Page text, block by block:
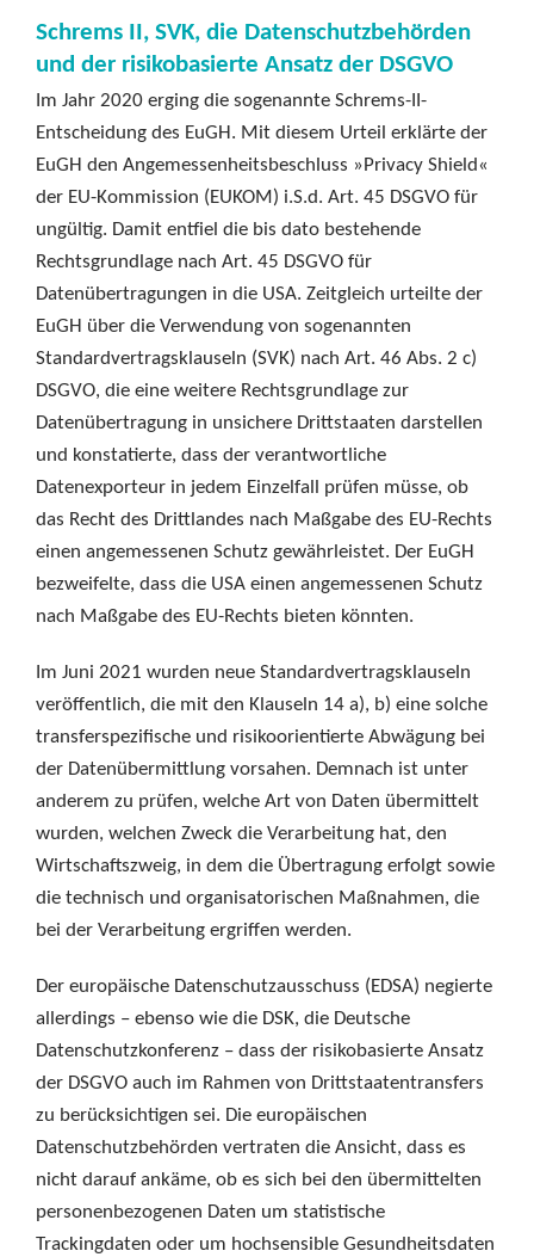
Schrems II, SVK, die Datenschutzbehörden
und der risikobasierte Ansatz der DSGVO
Im Jahr 2020 erging die sogenannte Schrems-II-
Entscheidung des EuGH. Mit diesem Urteil erklärte der
EuGH den Angemessenheitsbeschluss »Privacy Shield«
der EU-Kommission (EUKOM) i.S.d. Art. 45 DSGVO für
ungültig. Damit entfiel die bis dato bestehende
Rechtsgrundlage nach Art. 45 DSGVO für
Datenübertragungen in die USA. Zeitgleich urteilte der
EuGH über die Verwendung von sogenannten
Standardvertragsklauseln (SVK) nach Art. 46 Abs. 2 c)
DSGVO, die eine weitere Rechtsgrundlage zur
Datenübertragung in unsichere Drittstaaten darstellen
und konstatierte, dass der verantwortliche
Datenexporteur in jedem Einzelfall prüfen müsse, ob
das Recht des Drittlandes nach Maßgabe des EU-Rechts
einen angemessenen Schutz gewährleistet. Der EuGH
bezweifelte, dass die USA einen angemessenen Schutz
nach Maßgabe des EU-Rechts bieten könnten.
Im Juni 2021 wurden neue Standardvertragsklauseln
veröffentlich, die mit den Klauseln 14 a), b) eine solche
transferspezifische und risikoorientierte Abwägung bei
der Datenübermittlung vorsahen. Demnach ist unter
anderem zu prüfen, welche Art von Daten übermittelt
wurden, welchen Zweck die Verarbeitung hat, den
Wirtschaftszweig, in dem die Übertragung erfolgt sowie
die technisch und organisatorischen Maßnahmen, die
bei der Verarbeitung ergriffen werden.
Der europäische Datenschutzausschuss (EDSA) negierte
allerdings – ebenso wie die DSK, die Deutsche
Datenschutzkonferenz – dass der risikobasierte Ansatz
der DSGVO auch im Rahmen von Drittstaatentransfers
zu berücksichtigen sei. Die europäischen
Datenschutzbehörden vertraten die Ansicht, dass es
nicht darauf ankäme, ob es sich bei den übermittelten
personenbezogenen Daten um statistische
Trackingdaten oder um hochsensible Gesundheitsdaten